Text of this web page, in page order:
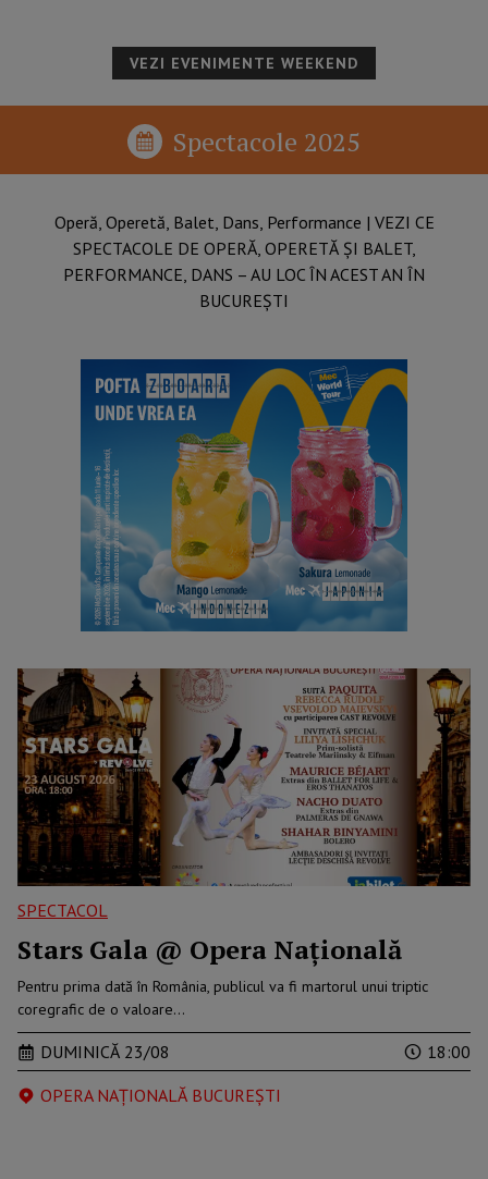
VEZI EVENIMENTE WEEKEND
Spectacole 2025
Operă, Operetă, Balet, Dans, Performance​ | VEZI CE
SPECTACOLE DE OPERĂ, OPERETĂ ȘI BALET,
PERFORMANCE, DANS – AU LOC ÎN ACEST AN ÎN
BUCUREȘTI
SPECTACOL
Stars Gala @ Opera Națională
Pentru prima dată în România, publicul va fi martorul unui triptic
coregrafic de o valoare…
DUMINICĂ 23/08
18:00
OPERA NAȚIONALĂ BUCUREȘTI